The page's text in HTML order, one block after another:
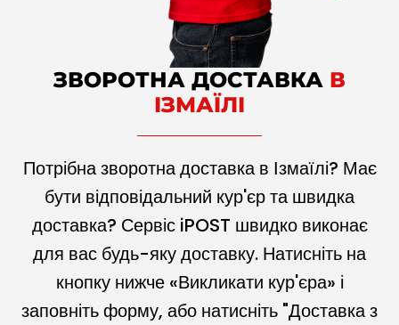
ЗВОРОТНА ДОСТАВКА В
ІЗМАЇЛІ
Потрібна зворотна доставка в Ізмаїлі? Має
бути відповідальний кур'єр та швидка
доставка? Сервіс iPOST швидко виконає
для вас будь-яку доставку. Натисніть на
кнопку нижче «Викликати кур'єра» і
заповніть форму, або натисніть "Доставка з